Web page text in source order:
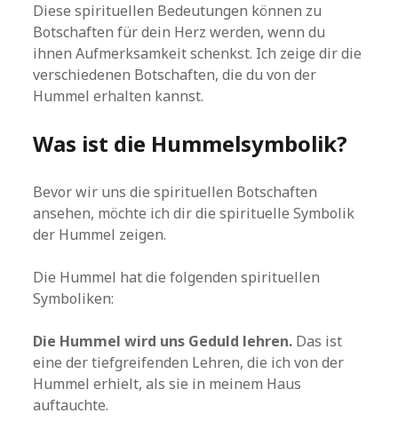
Diese spirituellen Bedeutungen können zu
Botschaften für dein Herz werden, wenn du
ihnen Aufmerksamkeit schenkst. Ich zeige dir die
verschiedenen Botschaften, die du von der
Hummel erhalten kannst.
Was ist die Hummelsymbolik?
Bevor wir uns die spirituellen Botschaften
ansehen, möchte ich dir die spirituelle Symbolik
der Hummel zeigen.
Die Hummel hat die folgenden spirituellen
Symboliken:
Die Hummel wird uns Geduld lehren. Das ist
eine der tiefgreifenden Lehren, die ich von der
Hummel erhielt, als sie in meinem Haus
auftauchte.